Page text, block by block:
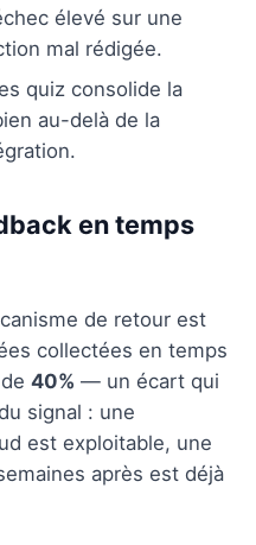
élevé sur une
mal rédigée.
quiz consolide la
au-delà de la
en temps
de retour est
collectées en temps
40% — un écart qui
signal : une
est exploitable, une
après est déjà